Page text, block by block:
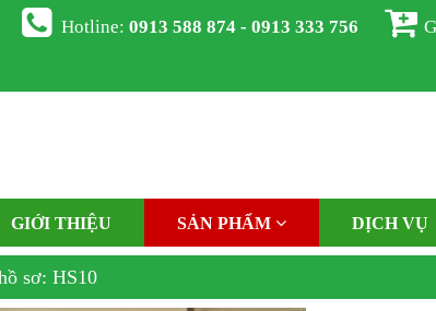
Hotline:0913 588 874 - 0913 333 756
GIỚI THIỆU SẢN PHẨM DỊCH VỤ
sơ: HS10